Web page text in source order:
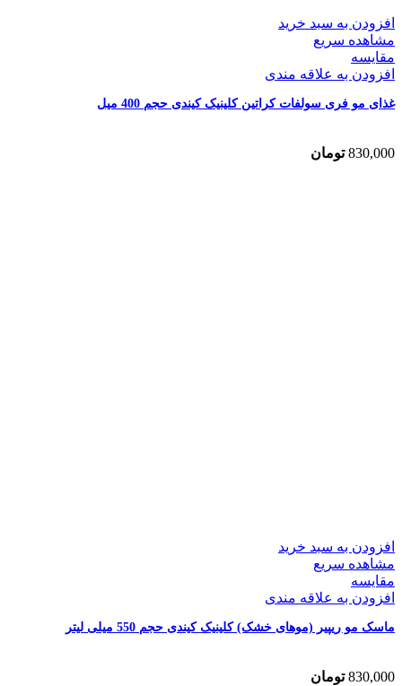
افزودن به سبد خرید
مشاهده سریع
مقایسه
افزودن به علاقه مندی
غذای مو فری سولفات کراتین کلینیک کیندی حجم 400 میل
830,000 تومان
افزودن به سبد خرید
مشاهده سریع
مقایسه
افزودن به علاقه مندی
ماسک مو ریپیر (موهای خشک) کلینیک کیندی حجم 550 میلی لیتر
830,000 تومان